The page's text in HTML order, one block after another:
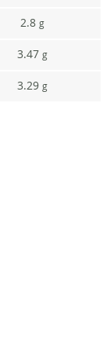
2.8 g
3.47 g
3.29 g